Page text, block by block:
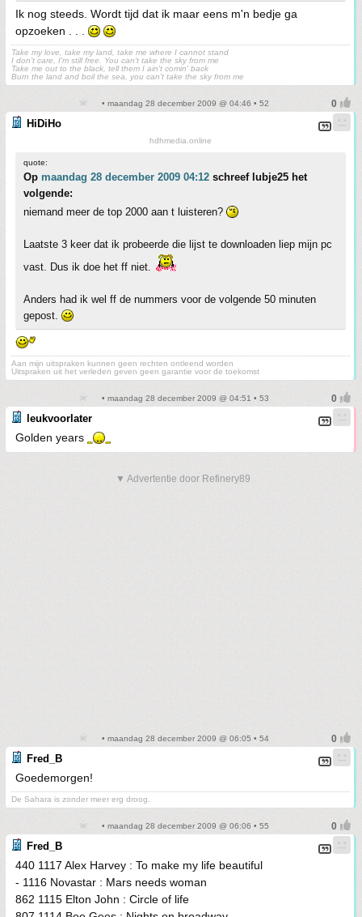
Ik nog steeds. Wordt tijd dat ik maar eens m'n bedje ga
opzoeken . . .
Take my love, take my land, take me where I cannot stand
I don't care, I'm still free. You can't take the sky from me
Take me out to the black, tell them I ain't comin' back
Burn the land and boil the sea, you can't take the sky from me
• maandag 28 december 2009 @ 04:46 • 52
HiDiHo
hdhmedia.online
quote:
Op maandag 28 december 2009 04:12 schreef lubje25 het
volgende:
niemand meer de top 2000 aan t luisteren?
Laatste 3 keer dat ik probeerde die lijst te downloaden liep mijn pc
vast. Dus ik doe het ff niet.
Anders had ik wel ff de nummers voor de volgende 50 minuten
gepost.
Aan mijn uitspraken kunnen geen rechten ontleend worden
Uitspraken uit het verleden geven geen garantie voor de toekomst
• maandag 28 december 2009 @ 04:51 • 53
leukvoorlater
Golden years
▼ Advertentie door Refinery89
• maandag 28 december 2009 @ 06:05 • 54
Fred_B
Goedemorgen!
De Sahara is zonder meer erg droog.
• maandag 28 december 2009 @ 06:06 • 55
Fred_B
440 1117 Alex Harvey : To make my life beautiful
- 1116 Novastar : Mars needs woman
862 1115 Elton John : Circle of life